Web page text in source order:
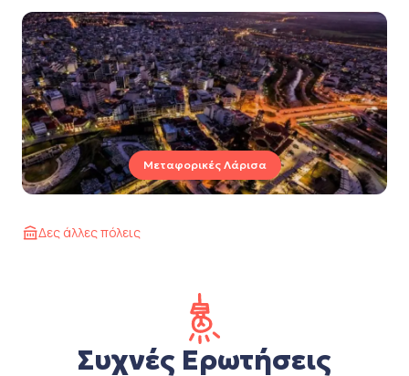
Μεταφορικές Λάρισα
Δες άλλες πόλεις
Συχνές Ερωτήσεις